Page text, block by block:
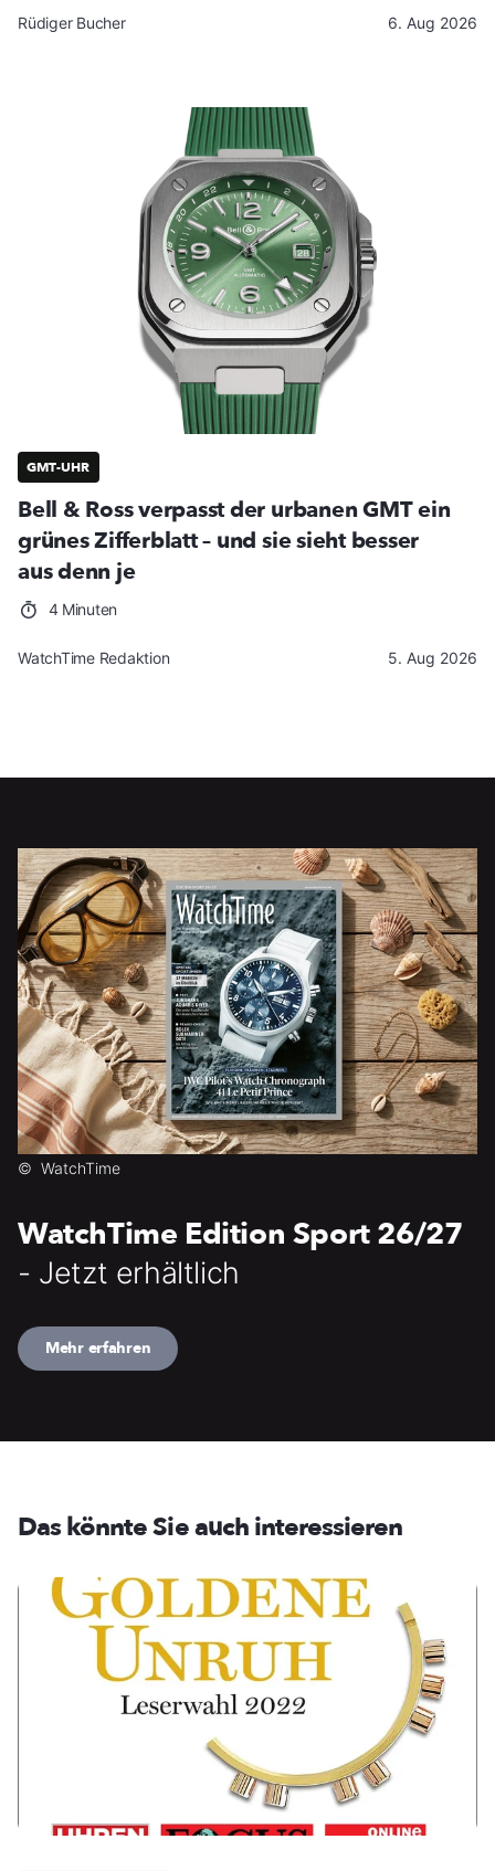
Rüdiger Bucher 6. Aug 2026
GMT-UHR
Bell & Ross verpasst der urbanen GMT ein
grünes Zifferblatt – und sie sieht besser
aus denn je
4 Minuten
WatchTime Redaktion 5. Aug 2026
© WatchTime
WatchTime Edition Sport 26/27
- Jetzt erhältlich
Mehr erfahren
Das könnte Sie auch interessieren